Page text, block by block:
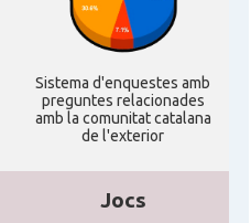
Sistema d'enquestes amb
preguntes relacionades
amb la comunitat catalana
de l'exterior
Jocs